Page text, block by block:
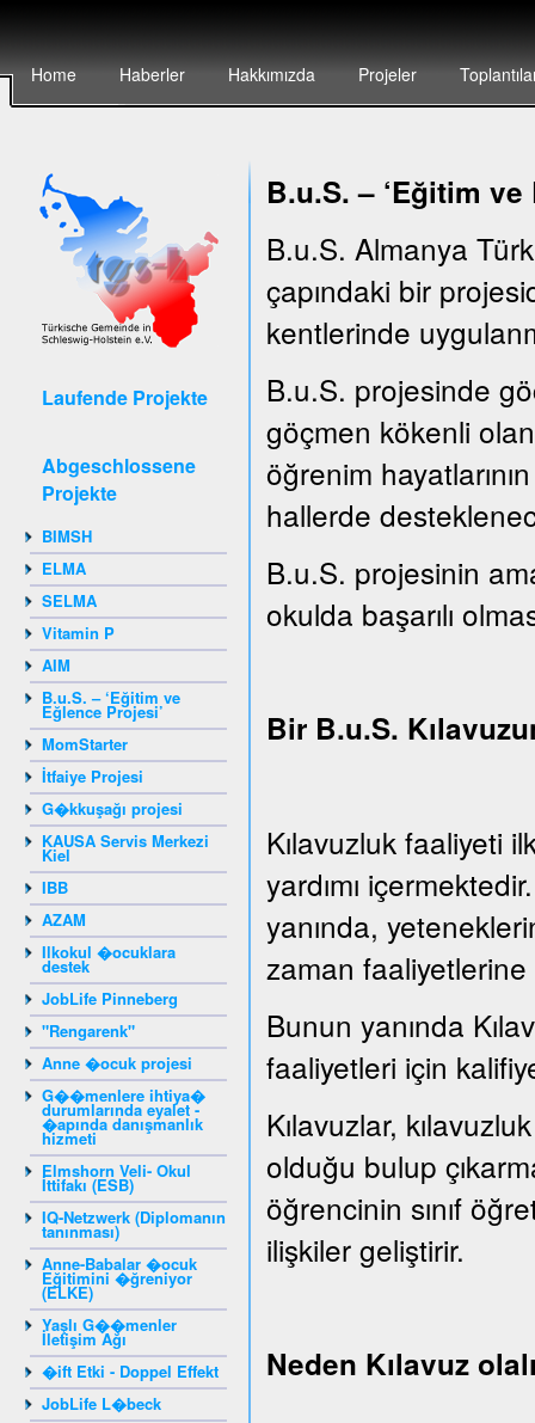
Home Haberler Hakkımızda Projeler
Laufende Projekte
Abgeschlossene
Projekte
BIMSH
ELMA
SELMA
Vitamin P
AIM
B.u.S. – ‘Eğitim ve
Eğlence Projesi’
MomStarter
İtfaiye Projesi
G�kkuşağı projesi
KAUSA Servis Merkezi
Kiel
IBB
AZAM
Ilkokul �ocuklara
destek
JobLife Pinneberg
"Rengarenk"
Anne �ocuk projesi
G��menlere ihtiya�
durumlarında eyalet -
�apında danışmanlık
hizmeti
Elmshorn Veli- Okul
İttifakı (ESB)
IQ-Netzwerk (Diplomanın
tanınması)
Anne-Babalar �ocuk
Eğitimini �ğreniyor
(ELKE)
Yaşlı G��menler
İletişim Ağı
�ift Etki - Doppel Effekt
JobLife L�beck
B.u.S. – ‘Eğitim ve
B.u.S. Almanya
çapındaki bir
kentlerinde
B.u.S. projesinde
göçmen kökenli
öğrenim
hallerde
B.u.S. projesinin
okulda başarılı
Bir B.u.S.
Kılavuzluk faaliyeti
yardımı
yanında,
zaman faaliyetlerine
Bunun yanında
faaliyetleri için
Kılavuzlar,
olduğu bulup
öğrencinin sınıf
ilişkiler geliştirir.
Neden Kılavuz